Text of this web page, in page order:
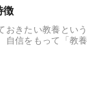
徴
おきたい教養という
自信をもって「教養